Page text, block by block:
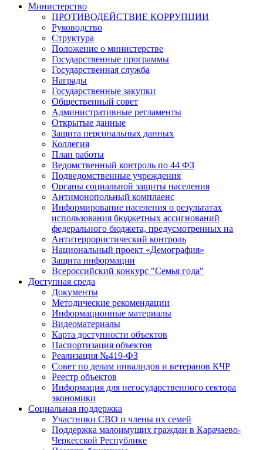
Министерство
ПРОТИВОДЕЙСТВИЕ КОРРУПЦИИ
Руководство
Структура
Положение о министерстве
Государственные программы
Государственная служба
Награды
Государственные закупки
Общественный совет
Административные регламенты
Открытые данные
Защита персональных данных
Коллегия
План работы
Ведомственный контроль по 44 ФЗ
Подведомственные учреждения
Органы социальной защиты населения
Антимонопольный комплаенс
Информирование населения о результатах
использования бюджетных ассигнований
федерального бюджета, предусмотренных на
Антитеррористический контроль
Национальный проект «Демография»
Защита информации
Всероссийский конкурс "Семья года"
Доступная среда
Документы
Методические рекомендации
Информационные материалы
Видеоматериалы
Карта доступности объектов
Паспортизация объектов
Реализация №419-ФЗ
Совет по делам инвалидов и ветеранов КЧР
Реестр объектов
Информация для негосударственного сектора
экономики
Социальная поддержка
Участники СВО и члены их семей
Поддержка малоимущих граждан в Карачаево-
Черкесской Республике